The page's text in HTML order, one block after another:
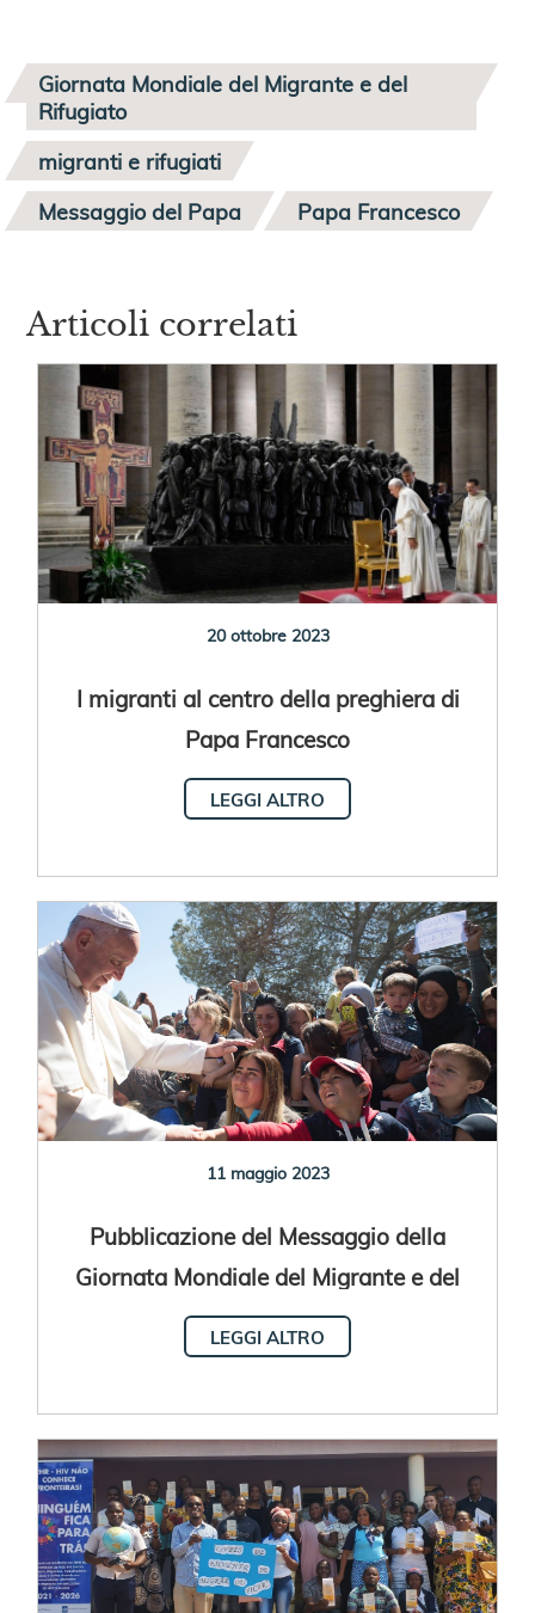
Giornata Mondiale del Migrante e del
Rifugiato
migranti e rifugiati
Messaggio del Papa
Papa Francesco
Articoli correlati
20 ottobre 2023
I migranti al centro della preghiera di
Papa Francesco
LEGGI ALTRO
11 maggio 2023
Pubblicazione del Messaggio della
Giornata Mondiale del Migrante e del
Rifugiato 2023
LEGGI ALTRO